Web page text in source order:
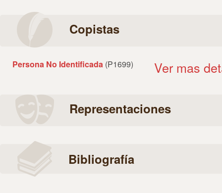
Copistas
Persona No Identificada (P1699) Ver mas
Representaciones
Bibliografía